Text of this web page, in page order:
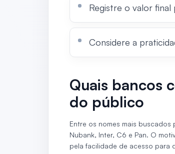
Registre o valor
Considere a
Quais bancos
do público
Entre os nomes mais
Nubank, Inter, C6 e Pan. O
pela facilidade de acesso para